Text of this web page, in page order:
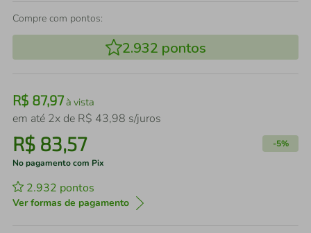
Compre com pontos:
2.932 pontos
R$ 87,97à vista
em até 2x de R$ 43,98 s/juros
R$ 83,57 -5%
No pagamento com Pix
2.932 pontos
Ver formas de pagamento